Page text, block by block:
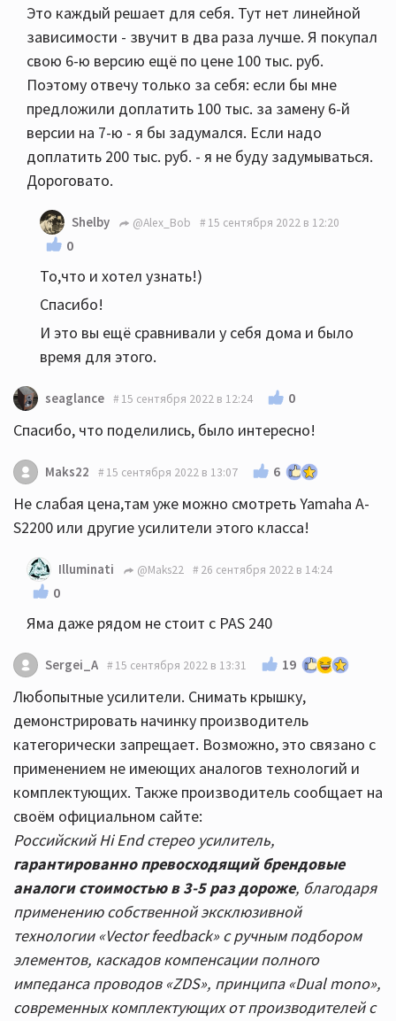
Это каждый решает для себя. Тут нет линейной
зависимости - звучит в два раза лучше. Я покупал
свою 6-ю версию ещё по цене 100 тыс. руб.
Поэтому отвечу только за себя: если бы мне
предложили доплатить 100 тыс. за замену 6-й
версии на 7-ю - я бы задумался. Если надо
доплатить 200 тыс. руб. - я не буду задумываться.
Дороговато.
Shelby @Alex_Bob 15 сентября 2022 в 12:20
0
То,что и хотел узнать!)
Спасибо!
И это вы ещё сравнивали у себя дома и было
время для этого.
seaglance 15 сентября 2022 в 12:24 0
Спасибо, что поделились, было интересно!
Maks22 15 сентября 2022 в 13:07 6
Не слабая цена,там уже можно смотреть Yamaha A-
S2200 или другие усилители этого класса!
Illuminati @Maks22 26 сентября 2022 в 14:24
0
Яма даже рядом не стоит с PAS 240
Sergei_A 15 сентября 2022 в 13:31 19
Любопытные усилители. Снимать крышку,
демонстрировать начинку производитель
категорически запрещает. Возможно, это связано с
применением не имеющих аналогов технологий и
комплектующих. Также производитель сообщает на
своём официальном сайте:
Российский Hi End стерео усилитель,
гарантированно превосходящий брендовые
аналоги стоимостью в 3-5 раз дороже, благодаря
применению собственной эксклюзивной
технологии «Vector feedback» с ручным подбором
элементов, каскадов компенсации полного
импеданса проводов «ZDS», принципа «Dual mono»,
современных комплектующих от производителей с